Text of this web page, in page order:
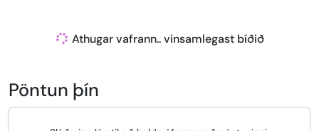
Athugar vafrann.. vinsamlegast bíðið
Pöntun þín